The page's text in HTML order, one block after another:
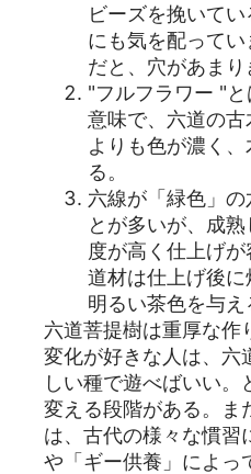
ビーズを挽いて
にも気を配って
だと、穴があまり
"フルフラワー "
意味で、六道の
よりも色が濃く
る。
六線が「緑色」
とが多いが、成
度が高く仕上げ
道材は仕上げ後に
明るい茶色を与え
六道菩提樹は重厚な作
変化が好きな人は、六
しい種で遊べばいい。
変える段階がある。ま
は、古代の様々な慣習
や「ギー供養」によっ